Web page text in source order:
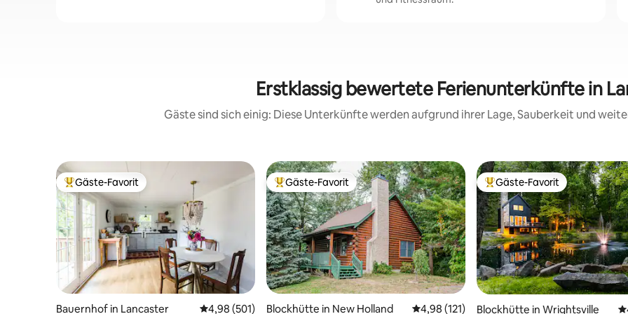
Erstklassig bewertete Ferienunterkünfte in
Gäste sind sich einig: Diese Unterkünfte werden aufgrund ihrer Lage, Sauberkeit und
Beliebter Gäste-Favorit.
Gäste-Favorit
Bauernhof in Lancaster Durchschnittliche Bewertung: 4,98 von 5, 501 Bewertungen
4,98 (501)
Beliebter Gäste-Favorit.
Gäste-Favorit
Blockhütte in New Holland Durchschnittliche Bewertung: 4,98 von 5,
4,98 (121)
Beliebter Gäste-Favorit.
Gäste-Favorit
Blockhütte in Wrightsville